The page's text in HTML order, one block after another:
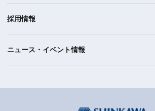
採用情報
ニュース・イベント情報